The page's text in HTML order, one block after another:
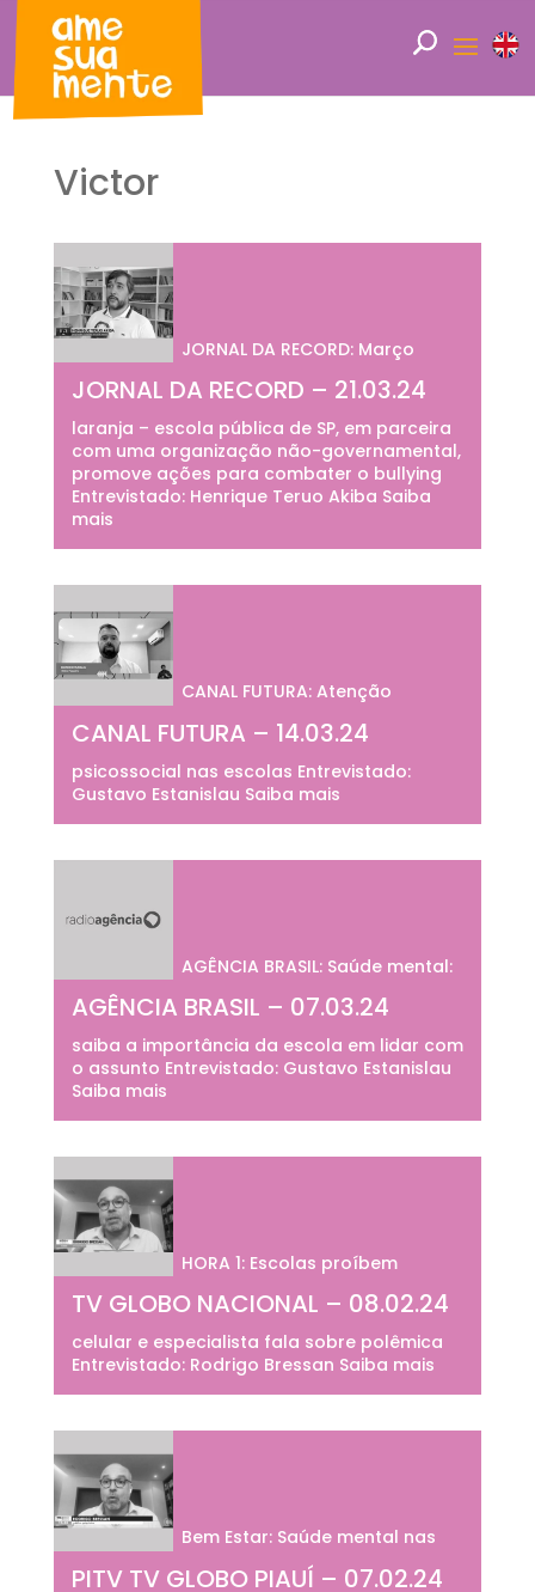
Victor
JORNAL DA RECORD – 21.03.24
JORNAL DA RECORD: Março
laranja – escola pública de SP, em parceira
com uma organização não-governamental,
promove ações para combater o bullying
Entrevistado: Henrique Teruo Akiba Saiba
mais
CANAL FUTURA – 14.03.24
CANAL FUTURA: Atenção
psicossocial nas escolas Entrevistado:
Gustavo Estanislau Saiba mais
AGÊNCIA BRASIL – 07.03.24
AGÊNCIA BRASIL: Saúde mental:
saiba a importância da escola em lidar com
o assunto Entrevistado: Gustavo Estanislau
Saiba mais
TV GLOBO NACIONAL – 08.02.24
HORA 1: Escolas proíbem
celular e especialista fala sobre polêmica
Entrevistado: Rodrigo Bressan Saiba mais
PITV TV GLOBO PIAUÍ – 07.02.24
Bem Estar: Saúde mental nas